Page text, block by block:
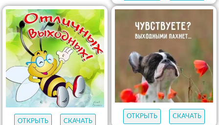
ОТКРЫТЬ СКАЧАТЬ
ОТКРЫТЬ СКАЧАТЬ